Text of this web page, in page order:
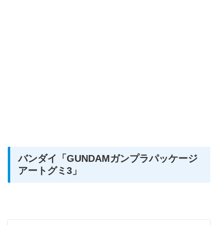
バンダイ 「GUNDAMガンプラパッケージ
アートグミ3」